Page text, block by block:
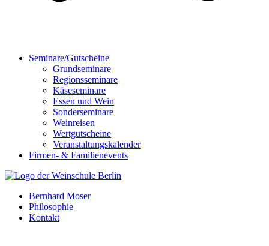
Seminare/Gutscheine
Grundseminare
Regionsseminare
Käseseminare
Essen und Wein
Sonderseminare
Weinreisen
Wertgutscheine
Veranstaltungskalender
Firmen- & Familienevents
Bernhard Moser
Philosophie
Kontakt